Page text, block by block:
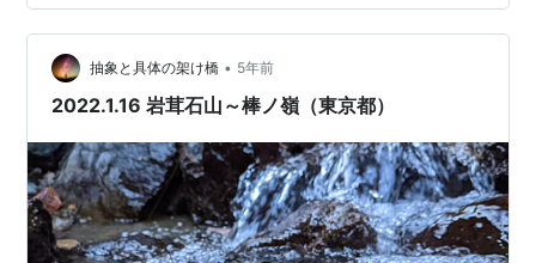
ったものので、機会を作って出没したいな～っと考えて
おりました。 そんな考えがあるものの、中々実行に移せ
ず月日が流れてしまったのですが、久ぶりに電車を使っ
て奥多摩方面に行きたくなりまして、いい機会だと感じ
抽象と具体の架け橋 • 5年前
2022.1.16 岩茸石山～棒ノ嶺（東京都）